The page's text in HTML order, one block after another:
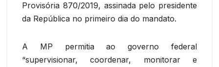
Provisória 870/2019, assinada pelo presidente
da República no primeiro dia do mandato.
A MP permitia ao governo federal
“supervisionar, coordenar, monitorar e